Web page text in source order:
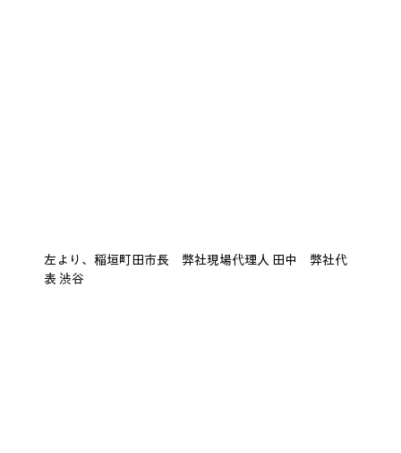
左より、稲垣町田市長　弊社現場代理人 田中　弊社代
表 渋谷